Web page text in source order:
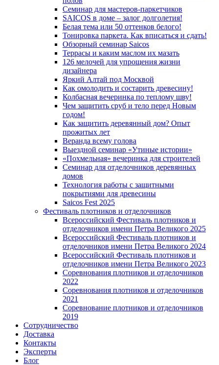
Семинар для мастеров-паркетчиков
SAICOS в доме – залог долголетия!
Белая тема или 50 оттенков белого!
Тонировка паркета. Как вписаться и сдать!
Обзорный семинар Saicos
Террасы и каким маслом их мазать
126 мелочей для упрощения жизни
дизайнера
Яркий Алтай под Москвой
Как омолодить и состарить древесину!
Колбасная вечеринка по теплому шву!
Чем защитить сруб и тело перед Новым
годом!
Как защитить деревянный дом? Опыт
прожитых лет
Веранда всему голова
Выездной семинар «Утиные истории»
«Похмельная» вечеринка для строителей
Семинар для отделочников деревянных
домов
Технология работы с защитными
покрытиями для древесины
Saicos Fest 2025
Фестиваль плотников и отделочников
Всероссийский Фестиваль плотников и
отделочников имени Петра Великого 2025
Всероссийский Фестиваль плотников и
отделочников имени Петра Великого 2024
Всероссийский Фестиваль плотников и
отделочников имени Петра Великого 2023
Соревнования плотников и отделочников
2022
Соревнования плотников и отделочников
2021
Соревнование плотников и отделочников
2019
Сотрудничество
Доставка
Контакты
Эксперты
Блог